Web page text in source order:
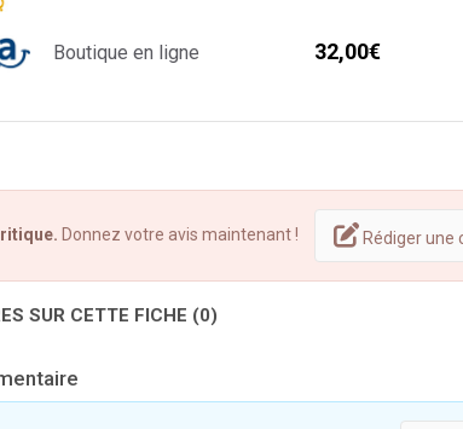
Boutique en ligne 32,00€
Donnez votre avis maintenant ! Rédiger une
SUR CETTE FICHE (0)